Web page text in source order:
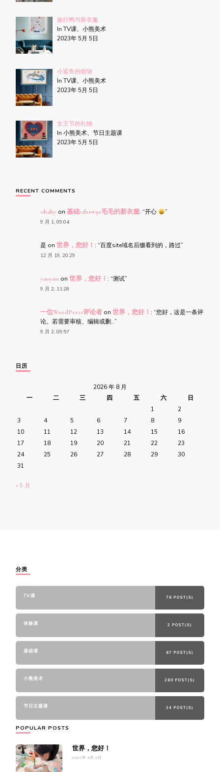
旅行鸭与新衣服
In TV课、小熊美术
2023年 5月 5日
小鲨鱼的烦恼
In TV课、小熊美术
2023年 5月 5日
女王节的礼物
In 小熊美术、节日主题课
2023年 5月 5日
RECENT COMMENTS
obaby on 基础s2l11w91毛毛的新衣服: “开心 ”
9 月 1, 09:04
是 on 世界，您好！ : “百度site域名后缀看到的，路过”
12 月 19, 20:29
yaoyao on 世界，您好！ : “测试”
9 月 2, 11:28
一位WordPress评论者 on 世界，您好！ : “您好，这是一条评
论。若需要审核、编辑或删…”
9 月 2, 09:57
日历
2026 年 8 月
一
二 三 四 五 六
日
1
2
3
4 5 6 7 8
9
10
11 12 13 14 15
16
17
18 19 20 21 22
23
24
25 26 27 28 29
30
31
« 5 月
分类
TV课 78 POST(S)
体验课 2 POST(S)
基础课 87 POST(S)
小熊美术 280 POST(S)
节日主题课 34 POST(S)
POPULAR POSTS
世界，您好！
2022年 9月 2日